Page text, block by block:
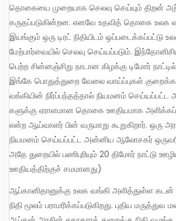
தொகையை முறையாக செலவு செய்யும் திறன்
கருதப்படுகின்றன. எனவே உதவித் தொகை உலக
இயங்கும் ஒரு டிரட் நிதியிடம் ஒப்படைக்கப்பட்டு
மேற்பார்வையில் செலவு செய்யப்படும்.
பெற்ற சின்னஞ்சிறு நாடான கிழக்கு டிமோர்
இங்கே பொதுத்துறை வேலை வாய்ப்புகள்
வங்கியின் நிர்ப்பந்தத்தால் நியமனம்
களுக்கு ஏராளமான தொகை ஊதியமாக
என்ற ஆய்வாளர் பின் வருமாறு கூறுகிறார். ஒரு
நியமனம் செய்யப்பட்ட அன்னிய ஆலோசகர்
அதே துறையில் பணிபுரியும் 20 திமோர் நாட்டு
ஊதியத்திற்குச் சமமானது)
ஆப்கானிதானுக்கு உலக வங்கி அளித்துள்ள கடன் தொகையும் ஒரு டிரட்
நிதி மூலம் பராமரிக்கப்படுகிறது. புதிய